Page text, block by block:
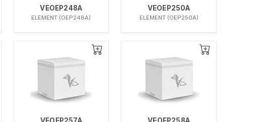
VEOEP248A
ELEMENT (OEP248A)
VEOEP250A
ELEMENT (OEP250A)